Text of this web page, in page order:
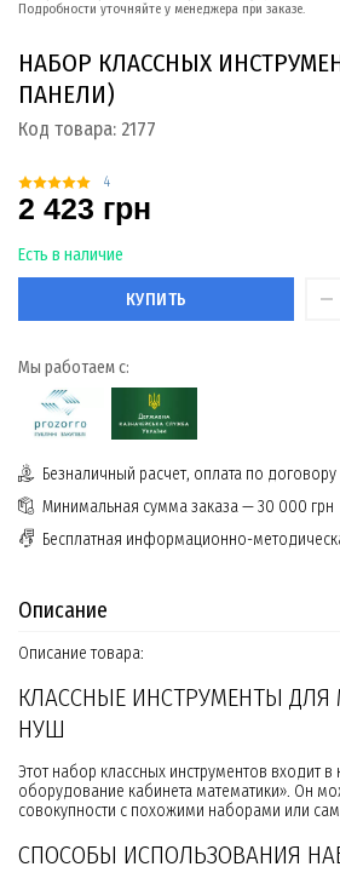
Подробности уточняйте у менеджера при заказе.
НАБОР КЛАССНЫХ
ПАНЕЛИ)
Код товара: 2177
4
2 423 грн
Есть в наличие
КУПИТЬ
Мы работаем с:
Безналичный расчет, оплата по договору
Минимальная сумма заказа — 30 000 грн
Бесплатная информационно-
Описание
Описание товара:
КЛАССНЫЕ ИНСТРУМЕНТЫ ДЛЯ
НУШ
Этот набор классных инструментов входит
оборудование кабинета математики». Он
совокупности с похожими наборами или
СПОСОБЫ ИСПОЛЬЗОВАНИЯ